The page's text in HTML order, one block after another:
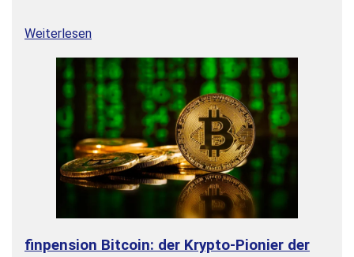
Weiterlesen
finpension Bitcoin: der Krypto-Pionier der